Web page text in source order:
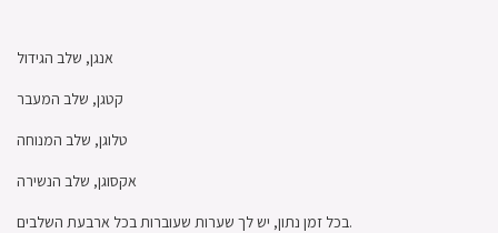
אנגן, שלב הגידול
קטגן, שלב המעבר
טלוגן, שלב המנוחה
אקסוגן, שלב הנשירה
בכל זמן נתון, יש לך שערות שעוברות בכל ארבעת השלבים.